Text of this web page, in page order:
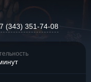
(343) 351-74-08